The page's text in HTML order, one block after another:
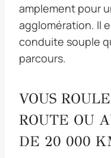
amplement pour
agglomération. Il
conduite souple
parcours.
VOUS
ROUTE OU
DE 20 000